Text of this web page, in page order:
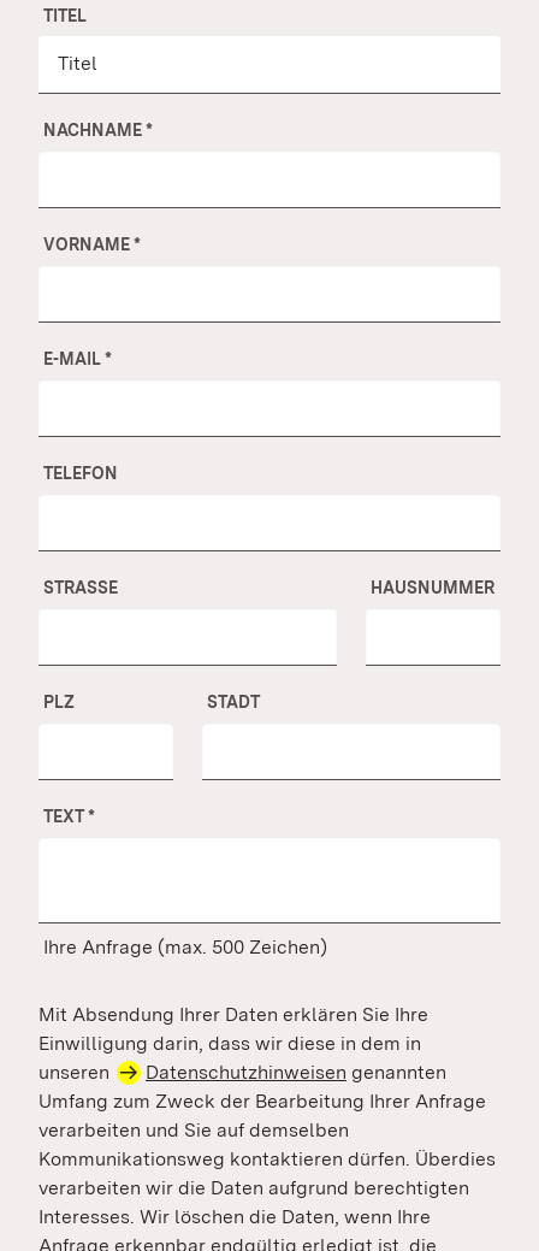
TITEL
NACHNAME*
VORNAME*
E-MAIL*
TELEFON
STRASSE HAUSNUMMER
PLZ STADT
TEXT*
Ihre Anfrage (max. 500 Zeichen)
Mit Absendung Ihrer Daten erklären Sie Ihre
Einwilligung darin, dass wir diese in dem in
unseren
Datenschutzhinweisen genannten
Umfang zum Zweck der Bearbeitung Ihrer Anfrage
verarbeiten und Sie auf demselben
Kommunikationsweg kontaktieren dürfen. Überdies
verarbeiten wir die Daten aufgrund berechtigten
Interesses. Wir löschen die Daten, wenn Ihre
Anfrage erkennbar endgültig erledigt ist, die